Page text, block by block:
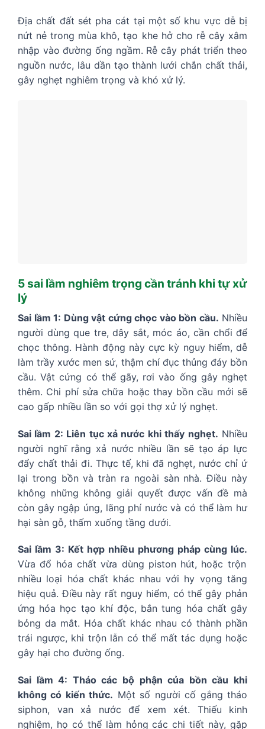
Địa chất đất sét pha cát tại một số khu vực dễ bị
nứt nẻ trong mùa khô, tạo khe hở cho rễ cây xâm
nhập vào đường ống ngầm. Rễ cây phát triển theo
nguồn nước, lâu dần tạo thành lưới chắn chất thải,
gây nghẹt nghiêm trọng và khó xử lý.
5 sai lầm nghiêm trọng cần tránh khi tự xử
lý
Sai lầm 1: Dùng vật cứng chọc vào bồn cầu. Nhiều
người dùng que tre, dây sắt, móc áo, cần chổi để
chọc thông. Hành động này cực kỳ nguy hiểm, dễ
làm trầy xước men sứ, thậm chí đục thủng đáy bồn
cầu. Vật cứng có thể gãy, rơi vào ống gây nghẹt
thêm. Chi phí sửa chữa hoặc thay bồn cầu mới sẽ
cao gấp nhiều lần so với gọi thợ xử lý nghẹt.
Sai lầm 2: Liên tục xả nước khi thấy nghẹt. Nhiều
người nghĩ rằng xả nước nhiều lần sẽ tạo áp lực
đẩy chất thải đi. Thực tế, khi đã nghẹt, nước chỉ ứ
lại trong bồn và tràn ra ngoài sàn nhà. Điều này
không những không giải quyết được vấn đề mà
còn gây ngập úng, lãng phí nước và có thể làm hư
hại sàn gỗ, thấm xuống tầng dưới.
Sai lầm 3: Kết hợp nhiều phương pháp cùng lúc.
Vừa đổ hóa chất vừa dùng piston hút, hoặc trộn
nhiều loại hóa chất khác nhau với hy vọng tăng
hiệu quả. Điều này rất nguy hiểm, có thể gây phản
ứng hóa học tạo khí độc, bắn tung hóa chất gây
bỏng da mắt. Hóa chất khác nhau có thành phần
trái ngược, khi trộn lẫn có thể mất tác dụng hoặc
gây hại cho đường ống.
Sai lầm 4: Tháo các bộ phận của bồn cầu khi
không có kiến thức. Một số người cố gắng tháo
siphon, van xả nước để xem xét. Thiếu kinh
nghiệm, họ có thể làm hỏng các chi tiết này, gặp